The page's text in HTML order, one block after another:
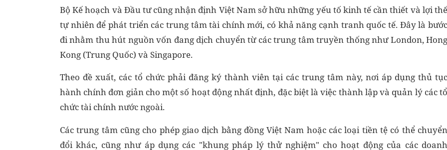
Bộ Kế hoạch và Đầu tư cũng nhận định Việt Nam sở hữu những yếu tố kinh tế cần thiết và lợi thế
tự nhiên để phát triển các trung tâm tài chính mới, có khả năng cạnh tranh quốc tế. Đây là bước
đi nhằm thu hút nguồn vốn đang dịch chuyển từ các trung tâm truyền thống như London, Hong
Kong (Trung Quốc) và Singapore.
Theo đề xuất, các tổ chức phải đăng ký thành viên tại các trung tâm này, nơi áp dụng thủ tục
hành chính đơn giản cho một số hoạt động nhất định, đặc biệt là việc thành lập và quản lý các tổ
chức tài chính nước ngoài.
Các trung tâm cũng cho phép giao dịch bằng đồng Việt Nam hoặc các loại tiền tệ có thể chuyển
đổi khác, cũng như áp dụng các "khung pháp lý thử nghiệm" cho hoạt động của các doanh